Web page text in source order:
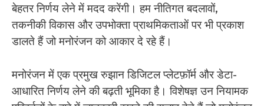
बेहतर निर्णय लेने में मदद करेंगी। हम नीतिगत बदलावों,
तकनीकी विकास और उपभोक्ता प्राथमिकताओं पर भी प्रकाश
डालते हैं जो मनोरंजन को आकार दे रहे हैं।
मनोरंजन में एक प्रमुख रुझान डिजिटल प्लेटफ़ॉर्म और डेटा-
आधारित निर्णय लेने की बढ़ती भूमिका है। विशेषज्ञ उन नियामक